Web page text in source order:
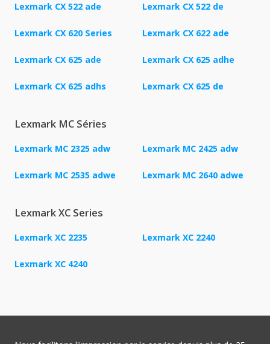
Lexmark CX 522 ade Lexmark CX 522 de
Lexmark CX 620 Series Lexmark CX 622 ade
Lexmark CX 625 ade Lexmark CX 625 adhe
Lexmark CX 625 adhs Lexmark CX 625 de
Lexmark MC Séries
Lexmark MC 2325 adw Lexmark MC 2425 adw
Lexmark MC 2535 adwe Lexmark MC 2640 adwe
Lexmark XC Series
Lexmark XC 2235 Lexmark XC 2240
Lexmark XC 4240